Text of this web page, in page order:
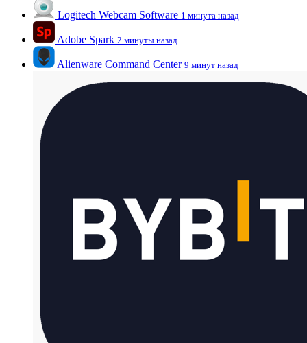
Logitech Webcam Software 1 минута назад
Adobe Spark 2 минуты назад
Alienware Command Center 9 минут назад